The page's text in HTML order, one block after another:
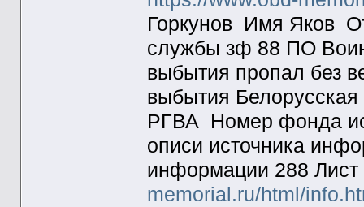
Горкунов Имя Яков
службы зф 88 ПО
выбытия пропал без
выбытия
РГВА Номер фонда
описи источника
информации 288
memorial.ru/html/